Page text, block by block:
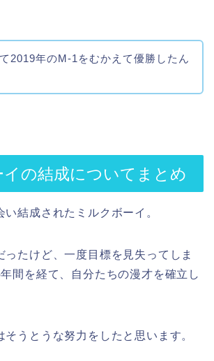
2019年のM-1をむかえて優勝したん
イの結成についてまとめ
い結成されたミルクボーイ。
ったけど、一度目標を見失ってしま
間を経て、自分たちの漫才を確立し
そうとうな努力をしたと思います。